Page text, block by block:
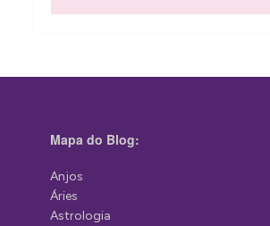
Mapa do Blog:
Anjos
Áries
Astrologia